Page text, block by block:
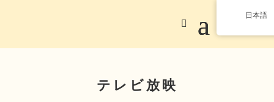
テレビ放映
日本語